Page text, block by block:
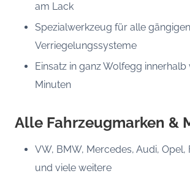
am Lack
Spezialwerkzeug für alle gängigen
Verriegelungssysteme
Einsatz in ganz Wolfegg innerhalb
Minuten
Alle Fahrzeugmarken &
VW, BMW, Mercedes, Audi, Opel,
und viele weitere